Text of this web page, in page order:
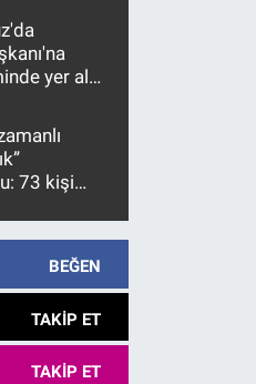
yer alan
yakalandı
73 kişi
BEĞEN
TAKIP ET
TAKIP ET